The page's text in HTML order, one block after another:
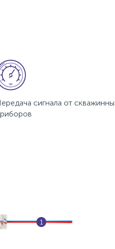
сигнала от
1